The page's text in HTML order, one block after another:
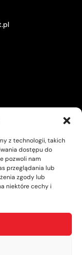
z technologii, takich
dostępu do
pozwoli nam
przeglądania lub
zgody lub
niektóre cechy i